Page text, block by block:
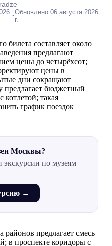
•Обновлено 06 августа 2026
г.
билета составляет около
предлагают
цены до четырёхсот;
цены в
дни сокращают
предлагает бюджетный
котлетой; такая
график поездок
Москвы?
по музеям
→
районов предлагает смесь
в проспекте коридоры с